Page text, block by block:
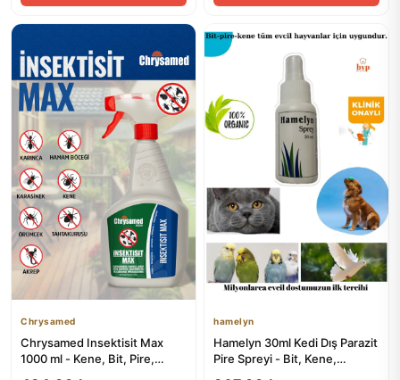
Chrysamed
Chrysamed Insektisit Max
1000 ml - Kene, Bit, Pire,
hamelyn
Hamelyn 30ml Kedi Dış Parazit
Pire Spreyi - Bit, Kene,